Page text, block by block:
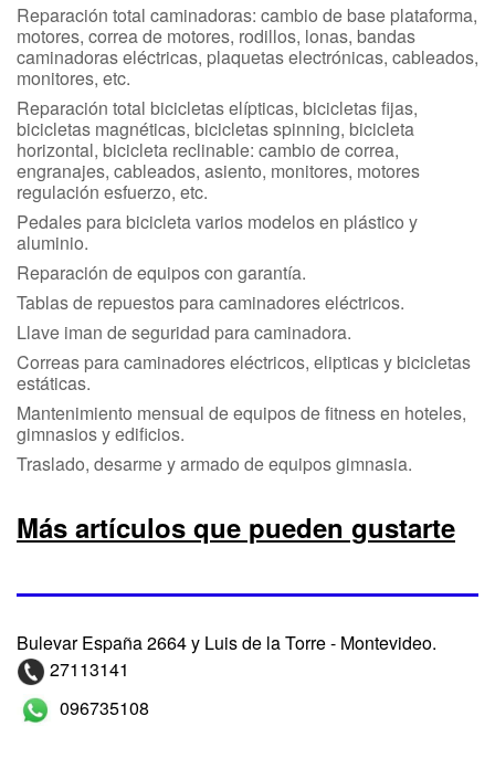
Reparación total caminadoras: cambio de base plataforma,
motores, correa de motores, rodillos, lonas, bandas
caminadoras eléctricas, plaquetas electrónicas, cableados,
monitores, etc.
Reparación total bicicletas elípticas, bicicletas fijas,
bicicletas magnéticas, bicicletas spinning, bicicleta
horizontal, bicicleta reclinable: cambio de correa,
engranajes, cableados, asiento, monitores, motores
regulación esfuerzo, etc.
Pedales para bicicleta varios modelos en plástico y
aluminio.
Reparación de equipos con garantía.
Tablas de repuestos para caminadores eléctricos.
Llave iman de seguridad para caminadora.
Correas para caminadores eléctricos, elipticas y bicicletas
estáticas.
Mantenimiento mensual de equipos de fitness en hoteles,
gimnasios y edificios.
Traslado, desarme y armado de equipos gimnasia.
Más artículos que pueden gustarte
Bulevar España 2664 y Luis de la Torre - Montevideo.
27113141
096735108